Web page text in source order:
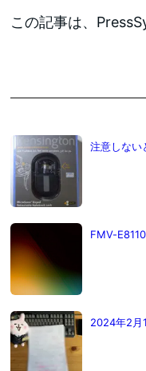
この記事は、
注意しない
FMV-E8110
2024年2月